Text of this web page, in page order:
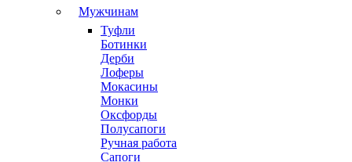
Мужчинам
Туфли
Ботинки
Дерби
Лоферы
Мокасины
Монки
Оксфорды
Полусапоги
Ручная работа
Сапоги